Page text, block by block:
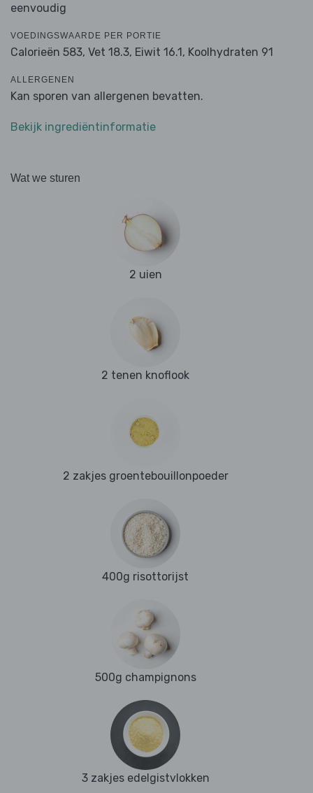
eenvoudig
VOEDINGSWAARDE PER PORTIE
Calorieën 583, Vet 18.3, Eiwit 16.1, Koolhydraten 91
ALLERGENEN
Kan sporen van allergenen bevatten.
Bekijk ingrediëntinformatie
Wat we sturen
2 uien
2 tenen knoflook
2 zakjes groentebouillonpoeder
400g risottorijst
500g champignons
3 zakjes edelgistvlokken